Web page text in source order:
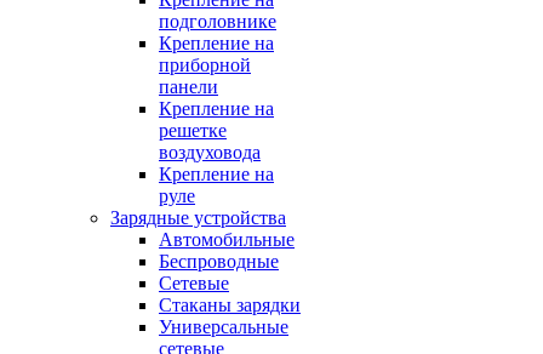
подголовнике
Крепление на
приборной
панели
Крепление на
решетке
воздуховода
Крепление на
руле
Зарядные устройства
Автомобильные
Беспроводные
Сетевые
Стаканы зарядки
Универсальные
сетевые